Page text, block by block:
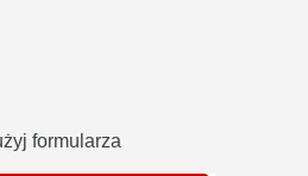
formularza